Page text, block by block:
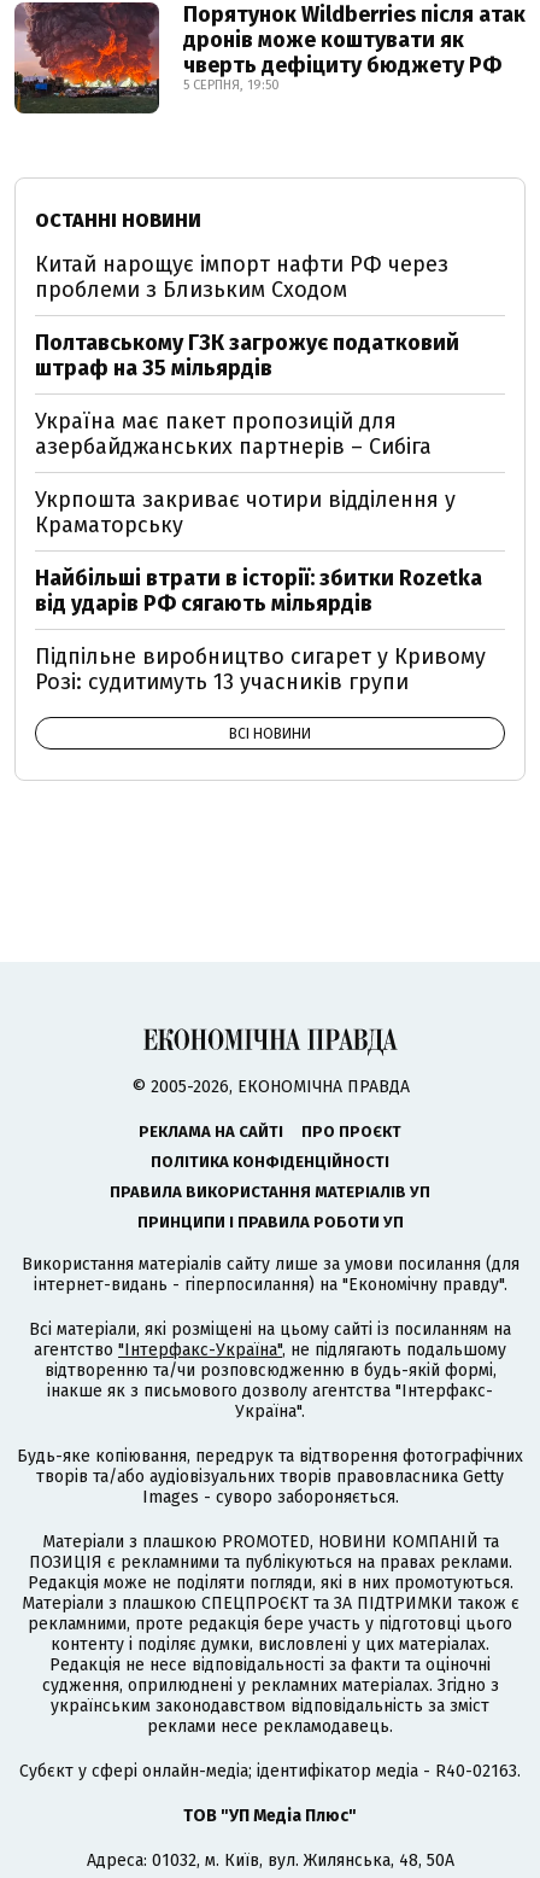
Порятунок Wildberries після атак
дронів може коштувати як
чверть дефіциту бюджету РФ
5 СЕРПНЯ, 19:50
ОСТАННІ НОВИНИ
Китай нарощує імпорт нафти РФ через
проблеми з Близьким Сходом
Полтавському ГЗК загрожує податковий
штраф на 35 мільярдів
Україна має пакет пропозицій для
азербайджанських партнерів – Сибіга
Укрпошта закриває чотири відділення у
Краматорську
Найбільші втрати в історії: збитки Rozetka
від ударів РФ сягають мільярдів
Підпільне виробництво сигарет у Кривому
Розі: судитимуть 13 учасників групи
ВСІ НОВИНИ
© 2005-2026, ЕКОНОМІЧНА ПРАВДА
РЕКЛАМА НА САЙТІ
ПРО ПРОЄКТ
ПОЛІТИКА КОНФІДЕНЦІЙНОСТІ
ПРАВИЛА ВИКОРИСТАННЯ МАТЕРІАЛІВ УП
ПРИНЦИПИ І ПРАВИЛА РОБОТИ УП
Використання матеріалів сайту лише за умови посилання (для
інтернет-видань - гіперпосилання) на "Економічну правду".
Всі матеріали, які розміщені на цьому сайті із посиланням на
агентство "Інтерфакс-Україна", не підлягають подальшому
відтворенню та/чи розповсюдженню в будь-якій формі,
інакше як з письмового дозволу агентства "Інтерфакс-
Україна".
Будь-яке копіювання, передрук та відтворення фотографічних
творів та/або аудіовізуальних творів правовласника Getty
Images - суворо забороняється.
Матеріали з плашкою PROMOTED, НОВИНИ КОМПАНІЙ та
ПОЗИЦІЯ є рекламними та публікуються на правах реклами.
Редакція може не поділяти погляди, які в них промотуються.
Матеріали з плашкою СПЕЦПРОЄКТ та ЗА ПІДТРИМКИ також є
рекламними, проте редакція бере участь у підготовці цього
контенту і поділяє думки, висловлені у цих матеріалах.
Редакція не несе відповідальності за факти та оціночні
судження, оприлюднені у рекламних матеріалах. Згідно з
українським законодавством відповідальність за зміст
реклами несе рекламодавець.
Cубєкт у сфері онлайн-медіа; ідентифікатор медіа - R40-02163.
ТОВ "УП Медіа Плюс"
Адреса: 01032, м. Київ, вул. Жилянська, 48, 50А